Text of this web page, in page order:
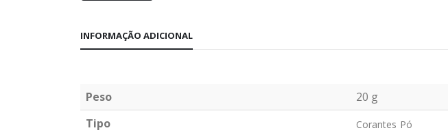
INFORMAÇÃO ADICIONAL
Peso
20 g
Tipo
Corantes Pó